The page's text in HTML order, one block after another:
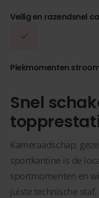
Veilig en razendsnel
Piekmomenten
Snel
Kameraadschap,
sportkantine is de
sportmomenten en
juiste technische